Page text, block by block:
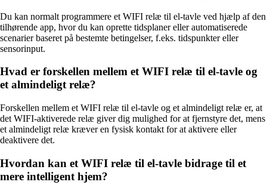
Du kan normalt programmere et WIFI relæ til el-tavle ved hjælp af den
tilhørende app, hvor du kan oprette tidsplaner eller automatiserede
scenarier baseret på bestemte betingelser, f.eks. tidspunkter eller
sensorinput.
Hvad er forskellen mellem et WIFI relæ til el-tavle og
et almindeligt relæ?
Forskellen mellem et WIFI relæ til el-tavle og et almindeligt relæ er, at
det WIFI-aktiverede relæ giver dig mulighed for at fjernstyre det, mens
et almindeligt relæ kræver en fysisk kontakt for at aktivere eller
deaktivere det.
Hvordan kan et WIFI relæ til el-tavle bidrage til et
mere intelligent hjem?